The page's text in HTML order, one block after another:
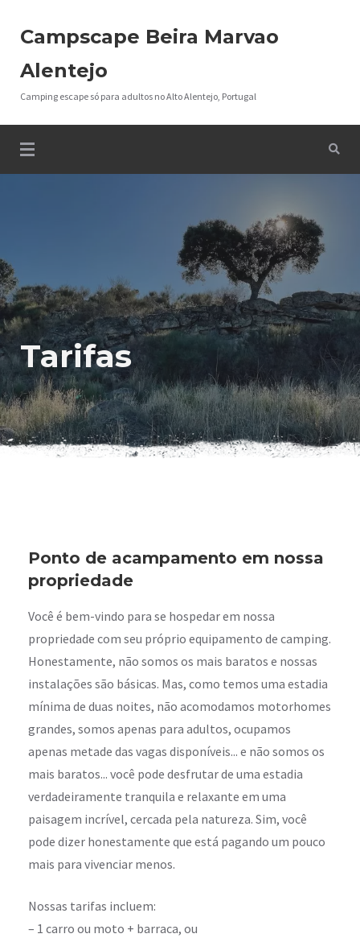
Campscape Beira Marvao
Alentejo
Camping escape só para adultos no Alto Alentejo, Portugal
Tarifas
Ponto de acampamento em nossa
propriedade
Você é bem-vindo para se hospedar em nossa
propriedade com seu próprio equipamento de camping.
Honestamente, não somos os mais baratos e nossas
instalações são básicas. Mas, como temos uma estadia
mínima de duas noites, não acomodamos motorhomes
grandes, somos apenas para adultos, ocupamos
apenas metade das vagas disponíveis... e não somos os
mais baratos... você pode desfrutar de uma estadia
verdadeiramente tranquila e relaxante em uma
paisagem incrível, cercada pela natureza. Sim, você
pode dizer honestamente que está pagando um pouco
mais para vivenciar menos.
Nossas tarifas incluem:
– 1 carro ou moto + barraca, ou